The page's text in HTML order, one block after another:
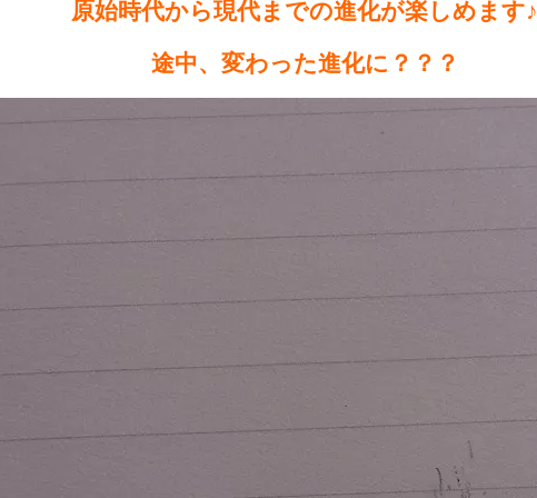
原始時代から現代までの進化が楽しめます♪
途中、変わった進化に？？？